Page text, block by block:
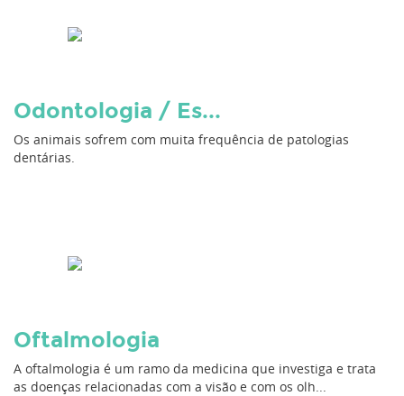
Odontologia / Es...
Os animais sofrem com muita frequência de patologias
dentárias.
Oftalmologia
A oftalmologia é um ramo da medicina que investiga e trata
as doenças relacionadas com a visão e com os olh...